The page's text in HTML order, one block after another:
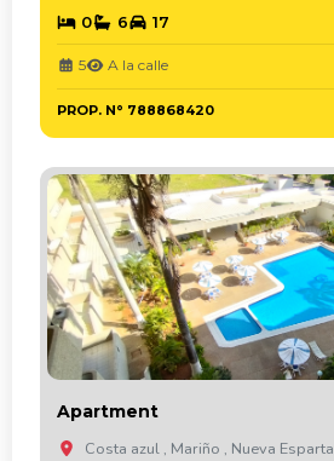
0 6 17
5 A la calle
PROP. N° 788868420
Apartment
Costa azul , Mariño , Nueva Esparta